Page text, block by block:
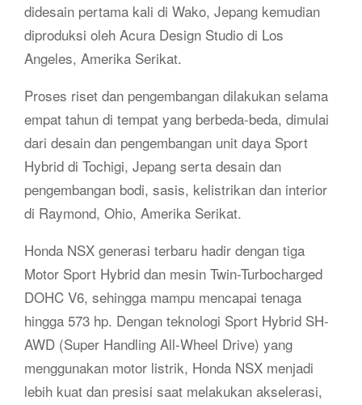
didesain pertama kali di Wako, Jepang kemudian
diproduksi oleh Acura Design Studio di Los
Angeles, Amerika Serikat.
Proses riset dan pengembangan dilakukan selama
empat tahun di tempat yang berbeda-beda, dimulai
dari desain dan pengembangan unit daya Sport
Hybrid di Tochigi, Jepang serta desain dan
pengembangan bodi, sasis, kelistrikan dan interior
di Raymond, Ohio, Amerika Serikat.
Honda NSX generasi terbaru hadir dengan tiga
Motor Sport Hybrid dan mesin Twin-Turbocharged
DOHC V6, sehingga mampu mencapai tenaga
hingga 573 hp. Dengan teknologi Sport Hybrid SH-
AWD (Super Handling All-Wheel Drive) yang
menggunakan motor listrik, Honda NSX menjadi
lebih kuat dan presisi saat melakukan akselerasi,